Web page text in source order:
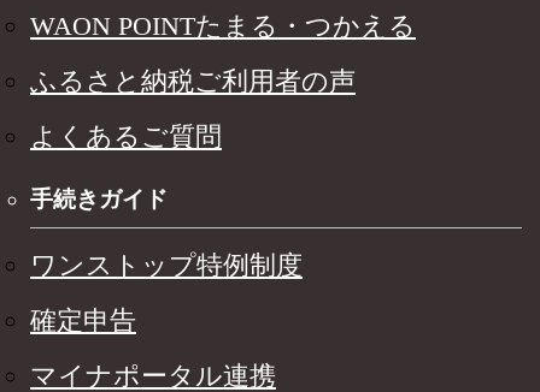
WAON POINTたまる・つかえる
ふるさと納税ご利用者の声
よくあるご質問
手続きガイド
ワンストップ特例制度
確定申告
マイナポータル連携